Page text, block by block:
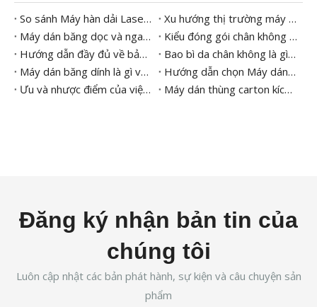
So sánh Máy hàn dải Laser CO2 và UV với Máy in cho Bao bì Hiện đại
Xu hướng thị trường máy niêm phong khay
Máy dán băng dọc và ngang – Bạn nên chọn loại nào?
Kiểu đóng gói chân không 101
Hướng dẫn đầy đủ về bảo trì và vệ sinh máy đóng gói chân không
Bao bì da chân không là gì? Lợi ích và thiết bị
Máy dán băng dính là gì và công dụng của nó trong đóng gói
Hướng dẫn chọn Máy dán băng keo phù hợp cho doanh nghiệp của bạn
Ưu và nhược điểm của việc sử dụng máy hàn băng so với các máy hàn khác
Máy dán thùng carton kích hoạt bằng nước là gì và nó hoạt động như thế nào?
Đăng ký nhận bản tin của
chúng tôi
Luôn cập nhật các bản phát hành, sự kiện và câu chuyện sản
phẩm